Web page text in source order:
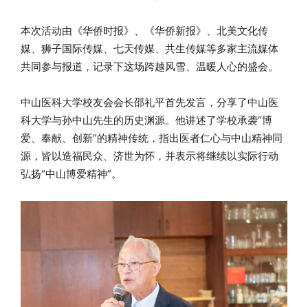
本次活动由《华侨时报》、《华侨新报》、北美文化传
媒、狮子国际传媒、七天传媒、共生传媒等多家主流媒体
共同参与报道，记录下这场跨越风雪、温暖人心的盛会。
中山医科大学校友会会长邵礼平首先发言，分享了中山医
科大学与孙中山先生的历史渊源。他讲述了学校承袭“博
爱、奉献、创新”的精神传统，指出医者仁心与中山精神同
源，皆以造福民众、济世为怀，并表示将继续以实际行动
弘扬“中山博爱精神”。